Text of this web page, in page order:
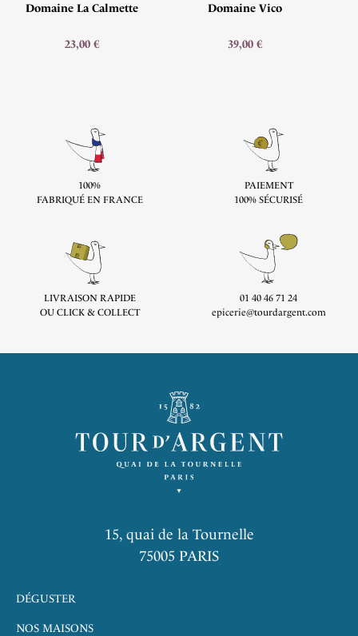
Domaine La Calmette
23,00 €
Domaine Vico
39,00 €
100%
FABRIQUÉ EN FRANCE
PAIEMENT
100% SÉCURISÉ
LIVRAISON RAPIDE
OU CLICK & COLLECT
01 40 46 71 24
epicerie@tourdargent.com
DÉGUSTER
15, quai de la Tournelle
75005 PARIS
NOS MAISONS